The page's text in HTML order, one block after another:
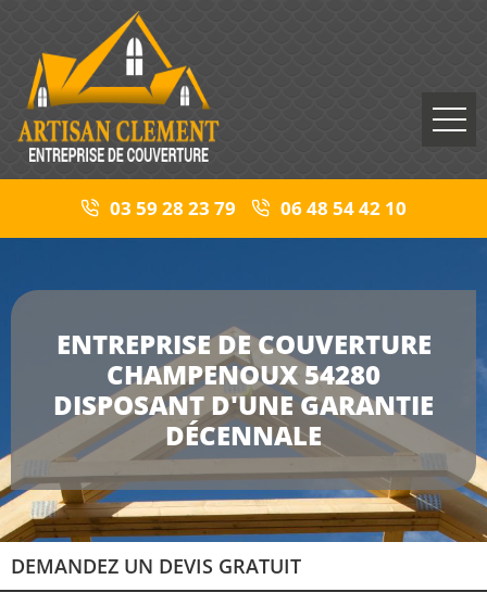
03 59 28 23 79 06 48 54 42 10
ENTREPRISE DE COUVERTURE
CHAMPENOUX 54280
DISPOSANT D'UNE GARANTIE
DÉCENNALE
DEMANDEZ UN DEVIS GRATUIT